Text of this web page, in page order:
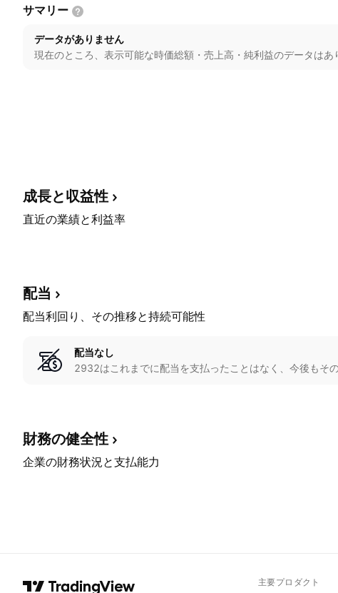
サマリー
データがありません
現在のところ、表示可能な時価総額・売上高・純利益のデータはあ
成長と収益性
直近の業績と利益率
配当
配当利回り、その推移と持続可能性
配当なし
2932はこれまでに配当を支払ったことはなく、今後もそ
財務の健全性
企業の財務状況と支払能力
主要プロダクト